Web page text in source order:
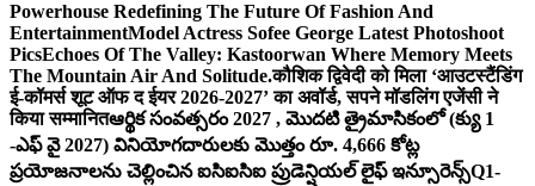
Powerhouse Redefining The Future Of Fashion And
EntertainmentModel Actress Sofee George Latest Photoshoot
PicsEchoes Of The Valley: Kastoorwan Where Memory Meets
The Mountain Air And Solitude.कौशिक द्विवेदी को मिला ‘आउटस्टैंडिंग
ई-कॉमर्स शूट ऑफ द ईयर 2026-2027’ का अवॉर्ड, सपने मॉडलिंग एजेंसी ने
किया सम्मानितఆర్థిక సంవత్సరం 2027 , మొదటి త్రైమాసికంలో (క్యు 1
-ఎఫ్ వై 2027) వినియోగదారులకు మొత్తం రూ. 4,666 కోట్ల
ప్రయోజనాలను చెల్లించిన ఐసిఐసిఐ ప్రుడెన్షియల్ లైఫ్ ఇన్సూరెన్స్Q1-